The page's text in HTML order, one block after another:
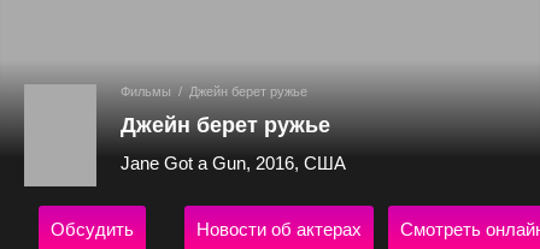
Фильмы / Джейн берет ружье
Джейн берет ружье
Jane Got a Gun, 2016, США
Обсудить Новости об актерах Смотреть